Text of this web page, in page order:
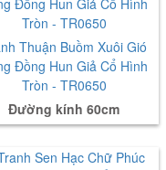
Thuận Buồm Xuôi Gió
Đồng Hun Giả Cổ Hình
Tròn - TR0650
Đường kính 60cm